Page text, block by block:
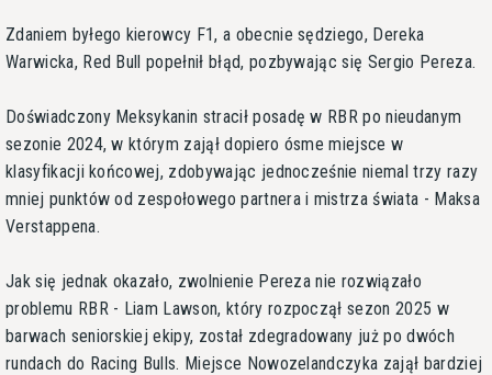
Zdaniem byłego kierowcy F1, a obecnie sędziego, Dereka
Warwicka, Red Bull popełnił błąd, pozbywając się Sergio Pereza.
Doświadczony Meksykanin stracił posadę w RBR po nieudanym
sezonie 2024, w którym zajął dopiero ósme miejsce w
klasyfikacji końcowej, zdobywając jednocześnie niemal trzy razy
mniej punktów od zespołowego partnera i mistrza świata - Maksa
Verstappena.
Jak się jednak okazało, zwolnienie Pereza nie rozwiązało
problemu RBR - Liam Lawson, który rozpoczął sezon 2025 w
barwach seniorskiej ekipy, został zdegradowany już po dwóch
rundach do Racing Bulls. Miejsce Nowozelandczyka zajął bardziej